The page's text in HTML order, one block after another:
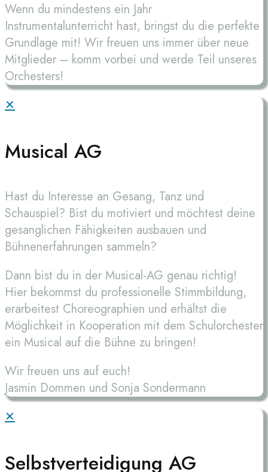
Wenn du mindestens ein Jahr
Instrumentalunterricht hast, bringst du die perfekte
Grundlage mit! Wir freuen uns immer über neue
Mitglieder – komm vorbei und werde Teil unseres
Orchesters!
✕
Musical AG
Hast du Interesse an Gesang, Tanz und
Schauspiel? Bist du motiviert und möchtest deine
gesanglichen Fähigkeiten ausbauen und
Bühnenerfahrungen sammeln?
Dann bist du in der Musical-AG genau richtig!
Hier bekommst du professionelle Stimmbildung,
erarbeitest Choreographien und erhältst die
Möglichkeit in Kooperation mit dem Schulorchester
ein Musical auf die Bühne zu bringen!
Wir freuen uns auf euch!
Jasmin Dommen und Sonja Sondermann
✕
Selbstverteidigung AG